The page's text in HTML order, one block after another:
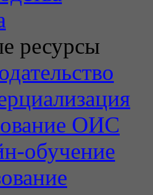
ресурсы
ОИС
обучение